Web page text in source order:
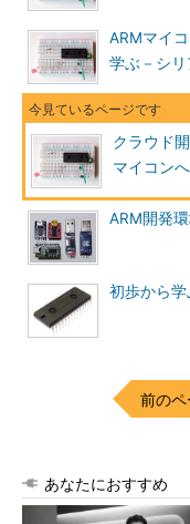
ARMマイ
学ぶ－シリ
クラウド
マイコン
ARM開発
初歩から
前の
あなたにおすすめ